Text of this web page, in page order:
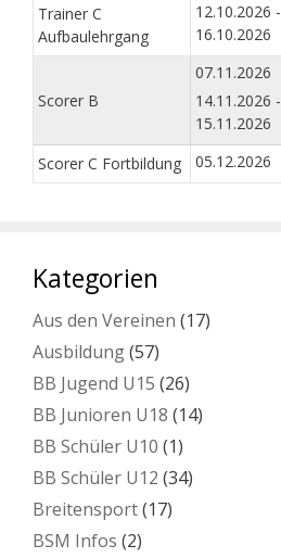
Trainer C
Aufbaulehrgang
12.10.2026 -
16.10.2026
Scorer B
07.11.2026
14.11.2026 -
15.11.2026
Scorer C Fortbildung 05.12.2026
Kategorien
Aus den Vereinen (17)
Ausbildung(57)
BB Jugend U15 (26)
BB Junioren U18 (14)
BB Schüler U10 (1)
BB Schüler U12 (34)
Breitensport(17)
BSM Infos (2)